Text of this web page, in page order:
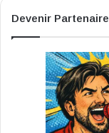
Devenir Partenaire